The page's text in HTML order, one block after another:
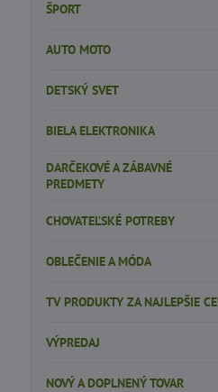
ŠPORT
AUTO MOTO
DETSKÝ SVET
BIELA ELEKTRONIKA
DARČEKOVÉ A ZÁBAVNÉ
PREDMETY
CHOVATEĽSKÉ POTREBY
OBLEČENIE A MÓDA
TV PRODUKTY ZA NAJLEPŠIE
VÝPREDAJ
NOVÝ A DOPLNENÝ TOVAR